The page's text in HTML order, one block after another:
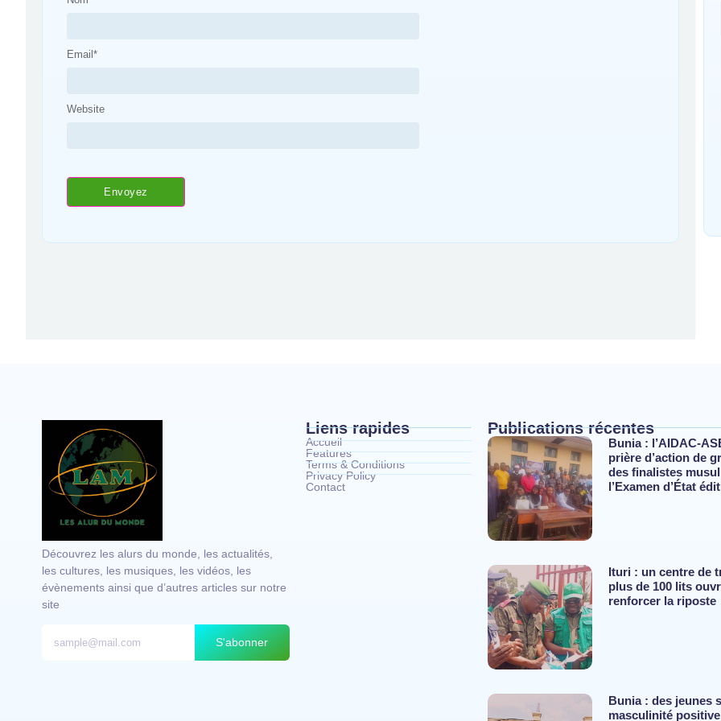
Email *
Website
Découvrez les alurs du monde, les actualités,
les cultures, les musiques, les vidéos, les
évènements ainsi que d’autres articles sur notre
site
S'abonner
Liens rapides
Accueil
Features
Terms & Conditions
Privacy Policy
Contact
Publications récentes
Bunia : l’AIDAC-
prière d’action de
des finalistes
l’Examen d’État
Ituri : un centre de
plus de 100 lits
renforcer la riposte
Bunia : des jeunes
masculinité